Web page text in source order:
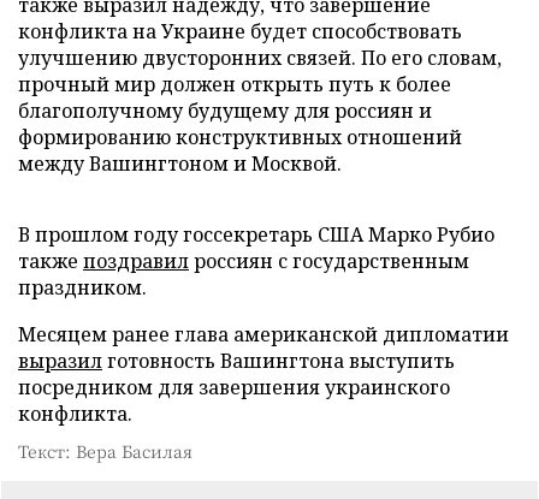
конфликта на Украине будет способствовать
улучшению двусторонних связей. По его словам,
прочный мир должен открыть путь к более
благополучному будущему для россиян и
формированию конструктивных отношений
между Вашингтоном и Москвой.
В прошлом году госсекретарь США Марко Рубио
также поздравилроссиян с государственным
праздником.
Месяцем ранее глава американской дипломатии
выразилготовность Вашингтона выступить
посредником для завершения украинского
конфликта.
Текст: Вера Басилая